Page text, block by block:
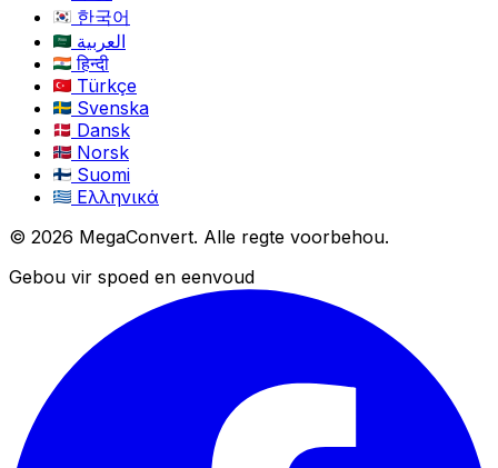
한국어
العربية
हिन्दी
Türkçe
Svenska
Dansk
Norsk
Suomi
Ελληνικά
© 2026 MegaConvert. Alle regte voorbehou.
Gebou vir spoed en eenvoud